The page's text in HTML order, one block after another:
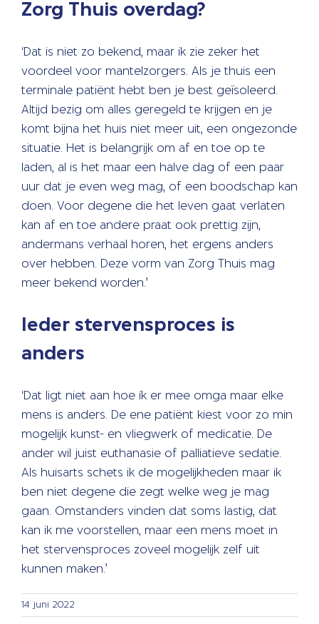
Zorg Thuis overdag?
‘Dat is niet zo bekend, maar ik zie zeker het
voordeel voor mantelzorgers. Als je thuis een
terminale patiënt hebt ben je best geïsoleerd.
Altijd bezig om alles geregeld te krijgen en je
komt bijna het huis niet meer uit, een ongezonde
situatie. Het is belangrijk om af en toe op te
laden, al is het maar een halve dag of een paar
uur dat je even weg mag, of een boodschap kan
doen. Voor degene die het leven gaat verlaten
kan af en toe andere praat ook prettig zijn,
andermans verhaal horen, het ergens anders
over hebben. Deze vorm van Zorg Thuis mag
meer bekend worden.’
Ieder stervensproces is
anders
‘Dat ligt niet aan hoe ík er mee omga maar elke
mens is anders. De ene patiënt kiest voor zo min
mogelijk kunst- en vliegwerk of medicatie. De
ander wil juist euthanasie of palliatieve sedatie.
Als huisarts schets ik de mogelijkheden maar ik
ben niet degene die zegt welke weg je mag
gaan. Omstanders vinden dat soms lastig, dat
kan ik me voorstellen, maar een mens moet in
het stervensproces zoveel mogelijk zelf uit
kunnen maken.’
14 juni 2022